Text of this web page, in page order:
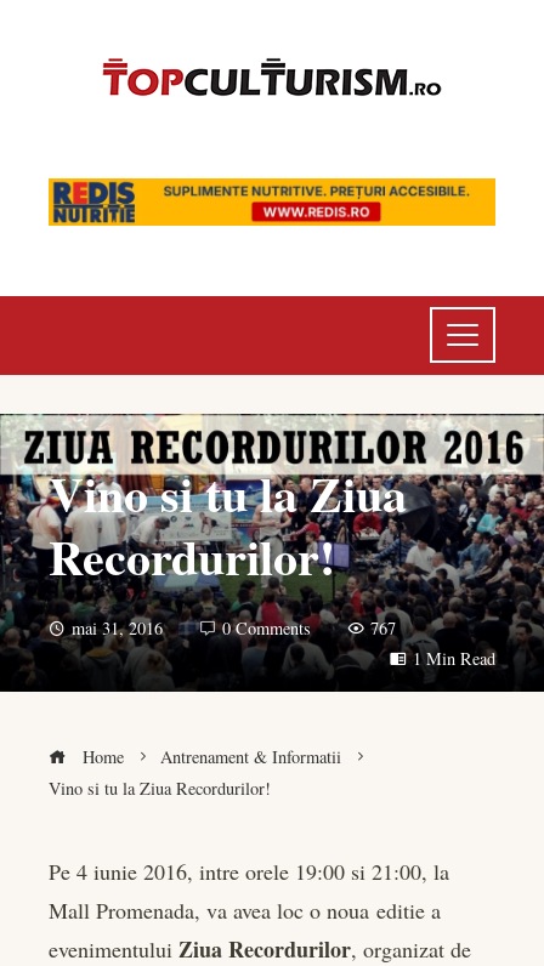
Vino si tu la Ziua
Recordurilor!
mai 31, 2016 0 Comments
767
1 Min Read
Home
Antrenament & Informatii
Vino si tu la Ziua Recordurilor!
Pe 4 iunie 2016, intre orele 19:00 si 21:00, la
Mall Promenada, va avea loc o noua editie a
evenimentului Ziua Recordurilor, organizat de